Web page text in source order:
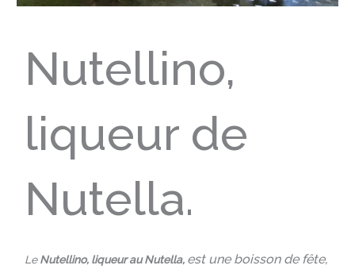
Nutellino,
liqueur de
Nutella.
LeNutellino, liqueur au Nutella, est une boisson de fête,